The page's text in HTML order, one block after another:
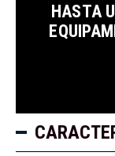
HASTA